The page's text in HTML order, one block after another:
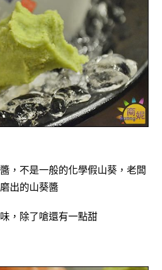
，不是一般的化學假山葵，老闆
出的山葵醬
，除了嗆還有一點甜